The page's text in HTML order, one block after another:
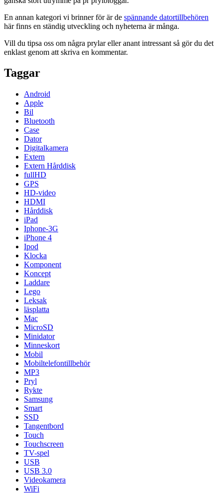
En annan kategori vi brinner för är de spännande datortillbehören
här finns en ständig utveckling och nyheterna är många.
Vill du tipsa oss om några prylar eller anant intressant så gör du det
enklast genom att skriva en kommentar.
Taggar
Android
Apple
Bil
Bluetooth
Case
Dator
Digitalkamera
Extern
Extern Hårddisk
fullHD
GPS
HD-video
HDMI
Hårddisk
iPad
Iphone-3G
iPhone 4
Ipod
Klocka
Komponent
Koncept
Laddare
Lego
Leksak
läsplatta
Mac
MicroSD
Minidator
Minneskort
Mobil
Mobiltelefontillbehör
MP3
Pryl
Rykte
Samsung
Smart
SSD
Tangentbord
Touch
Touchscreen
TV-spel
USB
USB 3.0
Videokamera
WiFi